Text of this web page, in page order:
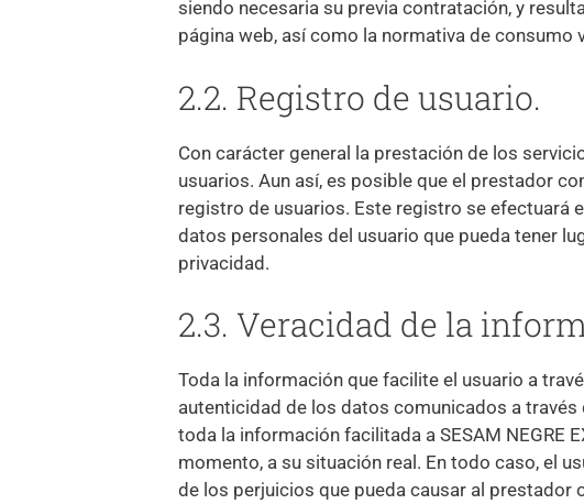
siendo necesaria su previa contratación, y
página web, así como la normativa de consumo
2.2. Registro de usuario.
Con carácter general la prestación de los
usuarios. Aun así, es posible que el prestador
registro de usuarios. Este registro se efectuará
datos personales del usuario que pueda tener
privacidad.
2.3. Veracidad de la
Toda la información que facilite el usuario a
autenticidad de los datos comunicados a
toda la información facilitada a SESAM NEGRE
momento, a su situación real. En todo caso, el
de los perjuicios que pueda causar al prestador